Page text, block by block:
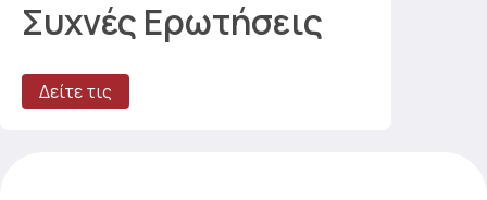
Συχνές Ερωτήσεις
Δείτε τις